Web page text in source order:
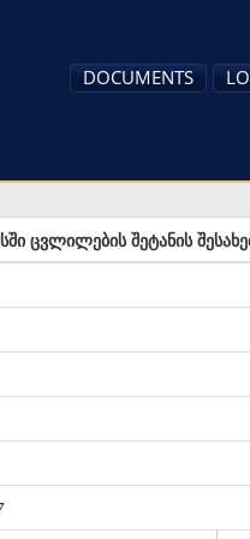
DOCUMENTS
ცვლილების შეტანის